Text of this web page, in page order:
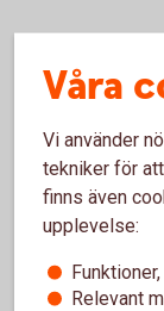
Anmäl
Anmäl skada,
Vad händer
Våra
Vi använder
tekniker för
finns även
upplevelse:
Relevant